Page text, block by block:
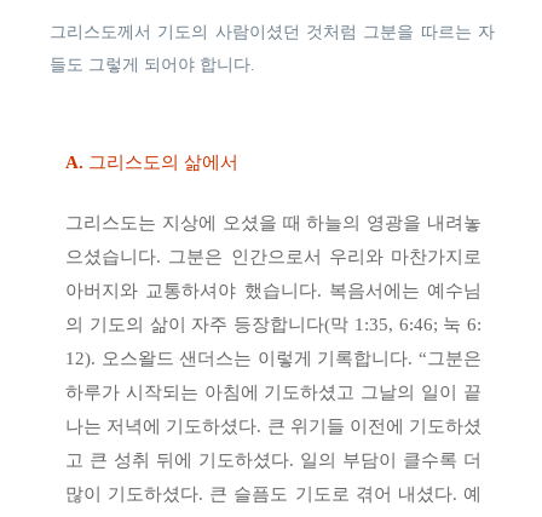
그리스도께서 기도의 사람이셨던 것처럼 그분을 따르는 자
들도 그렇게 되어야 합니다.
A. 그리스도의 삶에서
그리스도는 지상에 오셨을 때 하늘의 영광을 내려놓
으셨습니다. 그분은 인간으로서 우리와 마찬가지로
아버지와 교통하셔야 했습니다. 복음서에는 예수님
의 기도의 삶이 자주 등장합니다(막 1:35, 6:46; 눅 6:
12). 오스왈드 샌더스는 이렇게 기록합니다. “그분은
하루가 시작되는 아침에 기도하셨고 그날의 일이 끝
나는 저녁에 기도하셨다. 큰 위기들 이전에 기도하셨
고 큰 성취 뒤에 기도하셨다. 일의 부담이 클수록 더
많이 기도하셨다. 큰 슬픔도 기도로 겪어 내셨다. 예